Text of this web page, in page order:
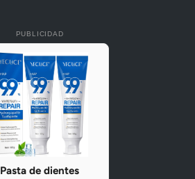
PUBLICIDAD
Pasta de dientes